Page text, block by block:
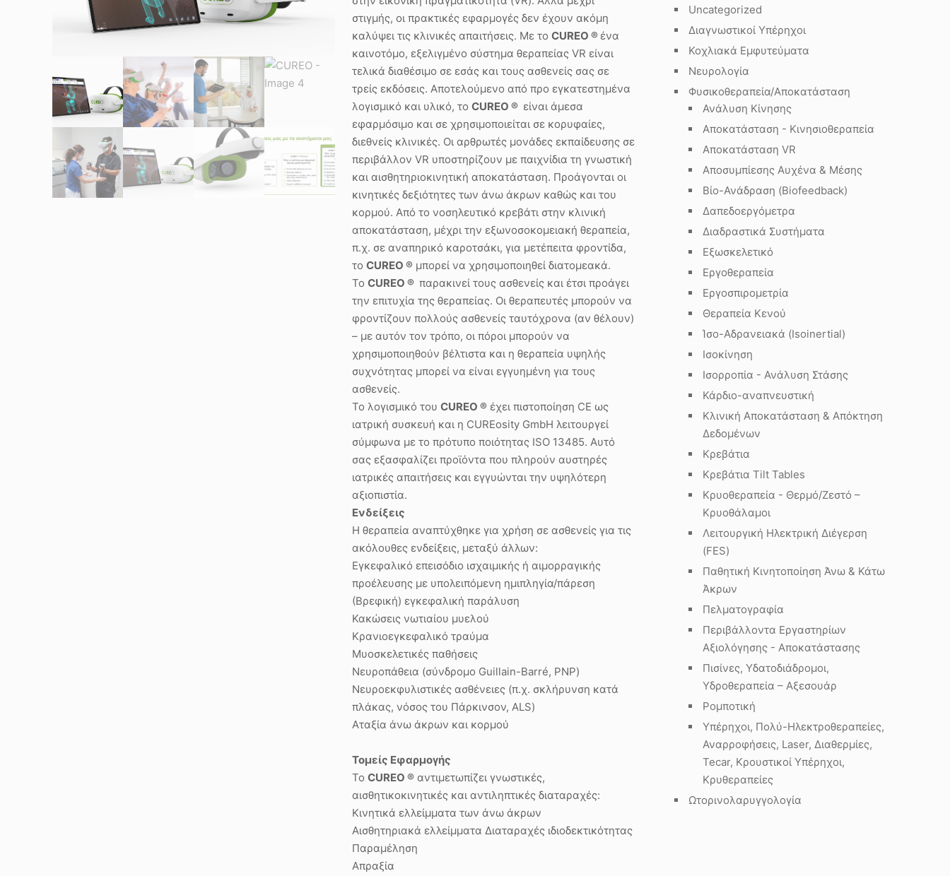
στιγμής, οι πρακτικές εφαρμογές δεν έχουν ακόμη
καλύψει τις κλινικές απαιτήσεις. Με το CUREO ® ένα
καινοτόμο, εξελιγμένο σύστημα θεραπείας VR είναι
τελικά διαθέσιμο σε εσάς και τους ασθενείς σας σε
τρείς εκδόσεις. Αποτελούμενο από προ εγκατεστημένα
λογισμικό και υλικό, το CUREO ® είναι άμεσα
εφαρμόσιμο και σε χρησιμοποιείται σε κορυφαίες,
διεθνείς κλινικές. Οι αρθρωτές μονάδες εκπαίδευσης σε
περιβάλλον VR υποστηρίζουν με παιχνίδια τη γνωστική
και αισθητηριοκινητική αποκατάσταση. Προάγονται οι
κινητικές δεξιότητες των άνω άκρων καθώς και του
κορμού. Από το νοσηλευτικό κρεβάτι στην κλινική
αποκατάσταση, μέχρι την εξωνοσοκομειακή θεραπεία,
π.χ. σε αναπηρικό καροτσάκι, για μετέπειτα φροντίδα,
το CUREO ® μπορεί να χρησιμοποιηθεί διατομεακά.
Το CUREO ® παρακινεί τους ασθενείς και έτσι προάγει
την επιτυχία της θεραπείας. Οι θεραπευτές μπορούν να
φροντίζουν πολλούς ασθενείς ταυτόχρονα (αν θέλουν)
– με αυτόν τον τρόπο, οι πόροι μπορούν να
χρησιμοποιηθούν βέλτιστα και η θεραπεία υψηλής
συχνότητας μπορεί να είναι εγγυημένη για τους
ασθενείς.
Το λογισμικό του CUREO ® έχει πιστοποίηση CE ως
ιατρική συσκευή και η CUREosity GmbH λειτουργεί
σύμφωνα με το πρότυπο ποιότητας ISO 13485. Αυτό
σας εξασφαλίζει προϊόντα που πληρούν αυστηρές
ιατρικές απαιτήσεις και εγγυώνται την υψηλότερη
αξιοπιστία.
Ενδείξεις
Η θεραπεία αναπτύχθηκε για χρήση σε ασθενείς για τις
ακόλουθες ενδείξεις, μεταξύ άλλων:
Εγκεφαλικό επεισόδιο ισχαιμικής ή αιμορραγικής
προέλευσης με υπολειπόμενη ημιπληγία/πάρεση
(Βρεφική) εγκεφαλική παράλυση
Κακώσεις νωτιαίου μυελού
Κρανιοεγκεφαλικό τραύμα
Μυοσκελετικές παθήσεις
Νευροπάθεια (σύνδρομο Guillain-Barré, PNP)
Νευροεκφυλιστικές ασθένειες (π.χ. σκλήρυνση κατά
πλάκας, νόσος του Πάρκινσον, ALS)
Αταξία άνω άκρων και κορμού
Τομείς Εφαρμογής
Το CUREO ® αντιμετωπίζει γνωστικές,
αισθητικοκινητικές και αντιληπτικές διαταραχές:
Κινητικά ελλείμματα των άνω άκρων
Αισθητηριακά ελλείμματα Διαταραχές ιδιοδεκτικότητας
Παραμέληση
Απραξία
Uncategorized
Διαγνωστικοί Υπέρηχοι
Κοχλιακά Εμφυτεύματα
Νευρολογία
Φυσικοθεραπεία/Αποκατάσταση
Ανάλυση Κίνησης
Αποκατάσταση - Κινησιοθεραπεία
Αποκατάσταση VR
Αποσυμπίεσης Αυχένα & Μέσης
Βίο-Ανάδραση (Biofeedback)
Δαπεδοεργόμετρα
Διαδραστικά Συστήματα
Εξωσκελετικό
Εργοθεραπεία
Εργοσπιρομετρία
Θεραπεία Κενού
Ίσο-Αδρανειακά (Isoinertial)
Ισοκίνηση
Ισορροπία - Ανάλυση Στάσης
Κάρδιο-αναπνευστική
Κλινική Αποκατάσταση & Απόκτηση
Δεδομένων
Κρεβάτια
Κρεβάτια Tilt Tables
Κρυοθεραπεία - Θερμό/Ζεστό –
Κρυοθάλαμοι
Λειτουργική Ηλεκτρική Διέγερση
(FES)
Παθητική Κινητοποίηση Άνω & Κάτω
Άκρων
Πελματογραφία
Περιβάλλοντα Εργαστηρίων
Αξιολόγησης - Αποκατάστασης
Πισίνες, Υδατοδιάδρομοι,
Υδροθεραπεία – Αξεσουάρ
Ρομποτική
Υπέρηχοι, Πολύ-Ηλεκτροθεραπείες,
Αναρροφήσεις, Laser, Διαθερμίες,
Tecar, Κρουστικοί Υπέρηχοι,
Κρυθεραπείες
Ωτορινολαρυγγολογία